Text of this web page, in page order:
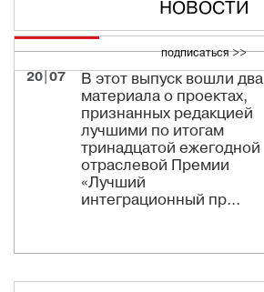
НОВОСТИ
подписаться >>
20|07
В этот выпуск вошли два
материала о проектах,
признанных редакцией
лучшими по итогам
тринадцатой ежегодной
отраслевой Премии
«Лучший
интеграционный пр...